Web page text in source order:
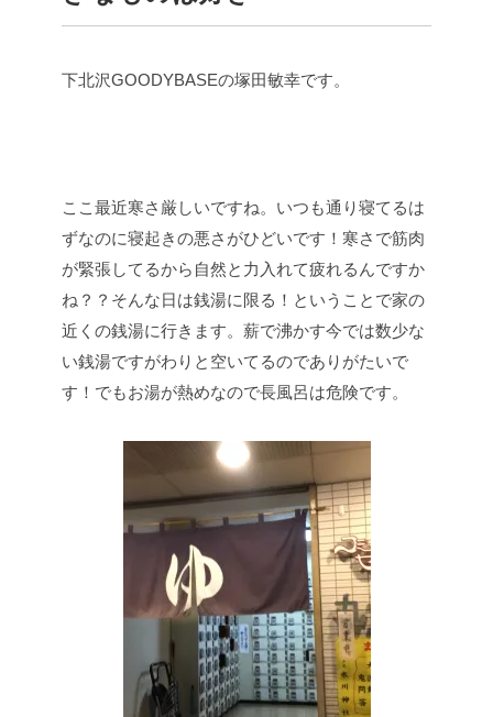
下北沢GOODYBASEの塚田敏幸です。
ここ最近寒さ厳しいですね。いつも通り寝てるは
ずなのに寝起きの悪さがひどいです！寒さで筋肉
が緊張してるから自然と力入れて疲れるんですか
ね？？そんな日は銭湯に限る！ということで家の
近くの銭湯に行きます。薪で沸かす今では数少な
い銭湯ですがわりと空いてるのでありがたいで
す！でもお湯が熱めなので長風呂は危険です。